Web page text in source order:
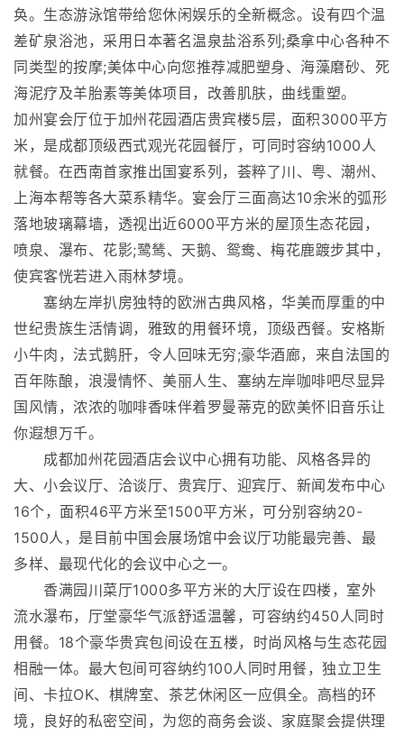
奂。生态游泳馆带给您休闲娱乐的全新概念。设有四个温
差矿泉浴池，采用日本著名温泉盐浴系列;桑拿中心各种不
同类型的按摩;美体中心向您推荐减肥塑身、海藻磨砂、死
海泥疗及羊胎素等美体项目，改善肌肤，曲线重塑。
加州宴会厅位于加州花园酒店贵宾楼5层，面积3000平方
米，是成都顶级西式观光花园餐厅，可同时容纳1000人
就餐。在西南首家推出国宴系列，荟粹了川、粤、潮州、
上海本帮等各大菜系精华。宴会厅三面高达10余米的弧形
落地玻璃幕墙，透视出近6000平方米的屋顶生态花园，
喷泉、瀑布、花影;鹭鸶、天鹅、鸳鸯、梅花鹿踱步其中，
使宾客恍若进入雨林梦境。
塞纳左岸扒房独特的欧洲古典风格，华美而厚重的中
世纪贵族生活情调，雅致的用餐环境，顶级西餐。安格斯
小牛肉，法式鹅肝，令人回味无穷;豪华酒廊，来自法国的
百年陈酿，浪漫情怀、美丽人生、塞纳左岸咖啡吧尽显异
国风情，浓浓的咖啡香味伴着罗曼蒂克的欧美怀旧音乐让
你遐想万千。
成都加州花园酒店会议中心拥有功能、风格各异的
大、小会议厅、洽谈厅、贵宾厅、迎宾厅、新闻发布中心
16个，面积46平方米至1500平方米，可分别容纳20-
1500人，是目前中国会展场馆中会议厅功能最完善、最
多样、最现代化的会议中心之一。
香满园川菜厅1000多平方米的大厅设在四楼，室外
流水瀑布，厅堂豪华气派舒适温馨，可容纳约450人同时
用餐。18个豪华贵宾包间设在五楼，时尚风格与生态花园
相融一体。最大包间可容纳约100人同时用餐，独立卫生
间、卡拉OK、棋牌室、茶艺休闲区一应俱全。高档的环
境，良好的私密空间，为您的商务会谈、家庭聚会提供理